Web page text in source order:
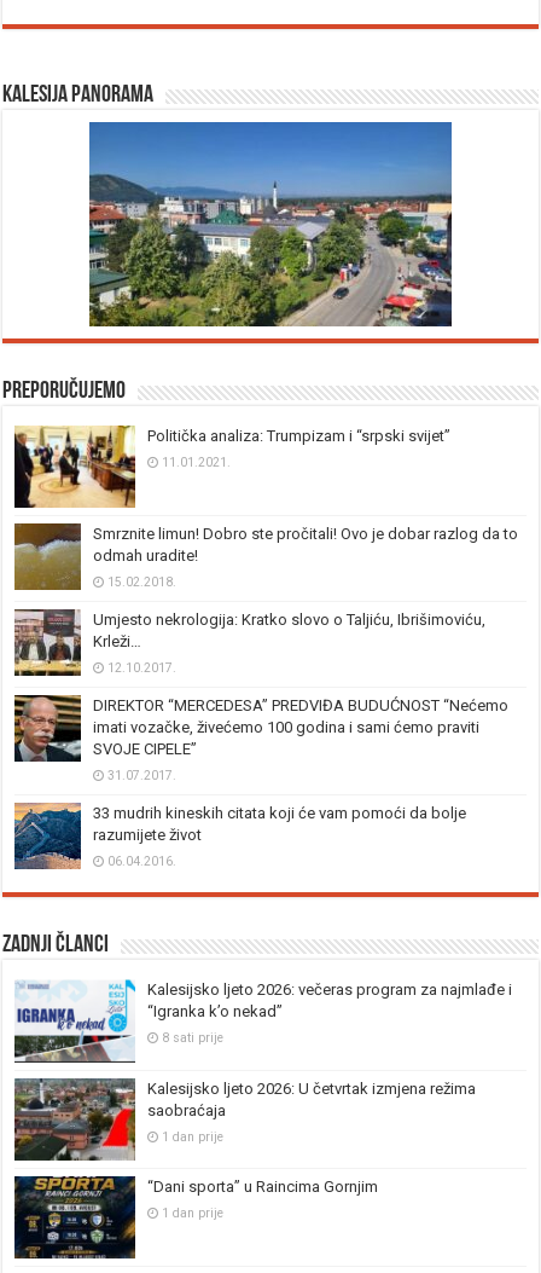
Kalesija panorama
Preporučujemo
Politička analiza: Trumpizam i “srpski svijet”
11.01.2021.
Smrznite limun! Dobro ste pročitali! Ovo je dobar razlog da to
odmah uradite!
15.02.2018.
Umjesto nekrologija: Kratko slovo o Taljiću, Ibrišimoviću,
Krleži…
12.10.2017.
DIREKTOR “MERCEDESA” PREDVIĐA BUDUĆNOST “Nećemo
imati vozačke, živećemo 100 godina i sami ćemo praviti
SVOJE CIPELE”
31.07.2017.
33 mudrih kineskih citata koji će vam pomoći da bolje
razumijete život
06.04.2016.
Zadnji članci
Kalesijsko ljeto 2026: večeras program za najmlađe i
“Igranka k’o nekad”
8 sati prije
Kalesijsko ljeto 2026: U četvrtak izmjena režima
saobraćaja
1 dan prije
“Dani sporta” u Raincima Gornjim
1 dan prije